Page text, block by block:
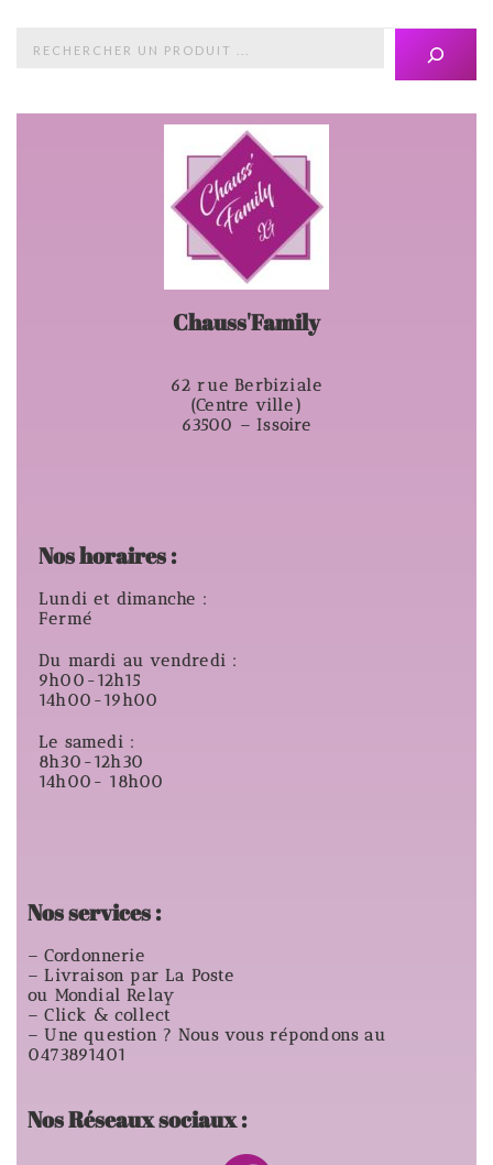
Chauss'Family
62 rue Berbiziale
(Centre ville)
63500 – Issoire
Nos horaires :
Lundi et dimanche :
Fermé
Du mardi au vendredi :
9h00-12h15
14h00-19h00
Le samedi :
8h30-12h30
14h00- 18h00
Nos services :
– Cordonnerie
– Livraison par La Poste
ou Mondial Relay
– Click & collect
– Une question ? Nous vous répondons au
0473891401
Nos Réseaux sociaux :